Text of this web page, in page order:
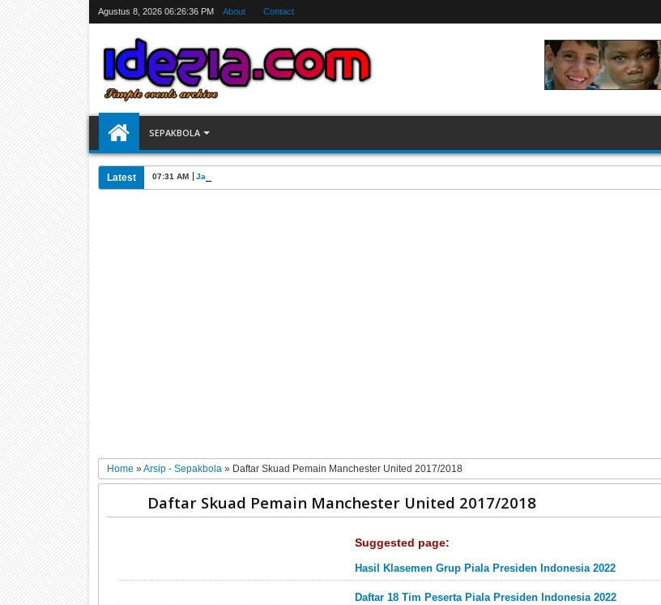
Agustus 8, 2026 06:26:37 PM About Contact
SEPAKBOLA
Latest 07:31 AM Jadwal Siarang Langsung TV Piala Dunia FIFA 2026
Home »Arsip - Sepakbola » Daftar Skuad Pemain Manchester United 2017/2018
Daftar Skuad Pemain Manchester United 2017/2018
Suggested page:
Hasil Klasemen Grup Piala Presiden Indonesia 2022
Daftar 18 Tim Peserta Piala Presiden Indonesia 2022